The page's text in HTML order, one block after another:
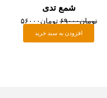
شمع تدی
تومان۶۹۰۰۰ تومان۵۶۰۰۰
افزودن به سبد خرید